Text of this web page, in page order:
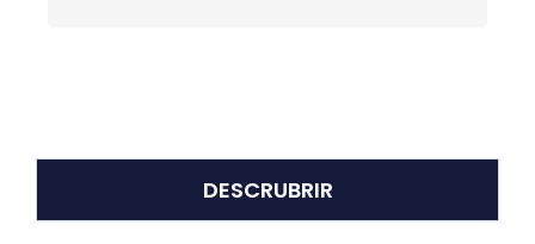
DESCRUBRIR